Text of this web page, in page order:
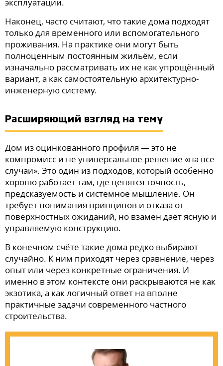
Наконец, часто считают, что такие дома подходят
только для временного или вспомогательного
проживания. На практике они могут быть
полноценным постоянным жильём, если
изначально рассматривать их не как упрощённый
вариант, а как самостоятельную архитектурно-
инженерную систему.
Расширяющий взгляд на тему
Дом из оцинкованного профиля — это не
компромисс и не универсальное решение «на все
случаи». Это один из подходов, который особенно
хорошо работает там, где ценятся точность,
предсказуемость и системное мышление. Он
требует понимания принципов и отказа от
поверхностных ожиданий, но взамен даёт ясную и
управляемую конструкцию.
В конечном счёте такие дома редко выбирают
случайно. К ним приходят через сравнение, через
опыт или через конкретные ограничения. И
именно в этом контексте они раскрываются не как
экзотика, а как логичный ответ на вполне
практичные задачи современного частного
строительства.